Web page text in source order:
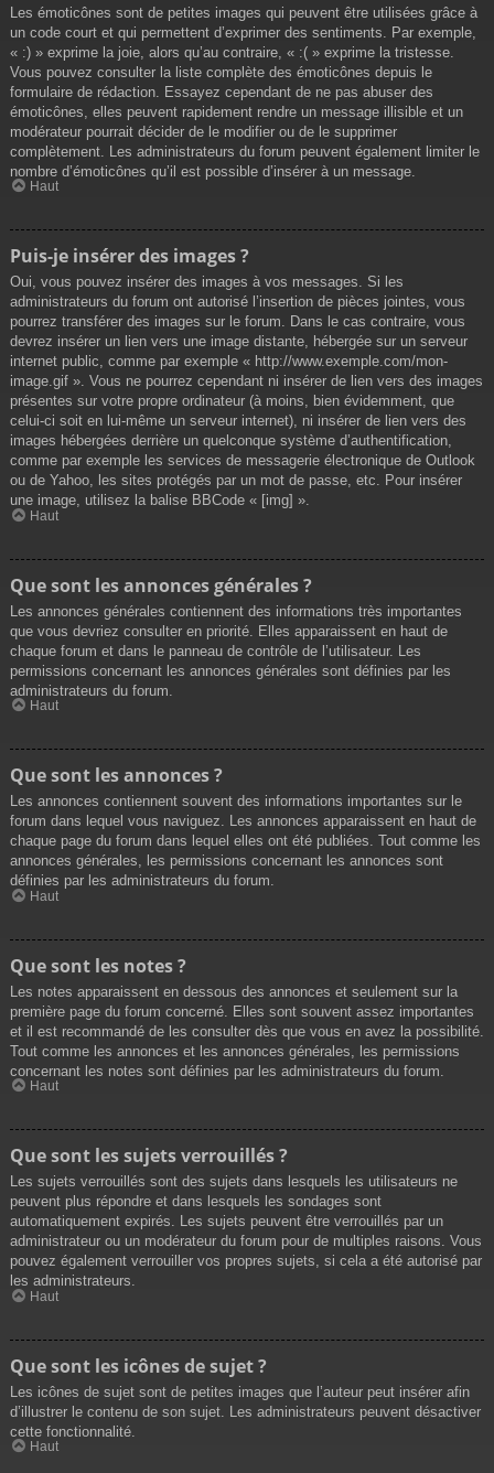
Les émoticônes sont de petites images qui peuvent être utilisées grâce à
un code court et qui permettent d’exprimer des sentiments. Par exemple,
« :) » exprime la joie, alors qu’au contraire, « :( » exprime la tristesse.
Vous pouvez consulter la liste complète des émoticônes depuis le
formulaire de rédaction. Essayez cependant de ne pas abuser des
émoticônes, elles peuvent rapidement rendre un message illisible et un
modérateur pourrait décider de le modifier ou de le supprimer
complètement. Les administrateurs du forum peuvent également limiter le
nombre d’émoticônes qu’il est possible d’insérer à un message.
Haut
Puis-je insérer des images ?
Oui, vous pouvez insérer des images à vos messages. Si les
administrateurs du forum ont autorisé l’insertion de pièces jointes, vous
pourrez transférer des images sur le forum. Dans le cas contraire, vous
devrez insérer un lien vers une image distante, hébergée sur un serveur
internet public, comme par exemple « http://www.exemple.com/mon-
image.gif ». Vous ne pourrez cependant ni insérer de lien vers des images
présentes sur votre propre ordinateur (à moins, bien évidemment, que
celui-ci soit en lui-même un serveur internet), ni insérer de lien vers des
images hébergées derrière un quelconque système d’authentification,
comme par exemple les services de messagerie électronique de Outlook
ou de Yahoo, les sites protégés par un mot de passe, etc. Pour insérer
une image, utilisez la balise BBCode « [img] ».
Haut
Que sont les annonces générales ?
Les annonces générales contiennent des informations très importantes
que vous devriez consulter en priorité. Elles apparaissent en haut de
chaque forum et dans le panneau de contrôle de l’utilisateur. Les
permissions concernant les annonces générales sont définies par les
administrateurs du forum.
Haut
Que sont les annonces ?
Les annonces contiennent souvent des informations importantes sur le
forum dans lequel vous naviguez. Les annonces apparaissent en haut de
chaque page du forum dans lequel elles ont été publiées. Tout comme les
annonces générales, les permissions concernant les annonces sont
définies par les administrateurs du forum.
Haut
Que sont les notes ?
Les notes apparaissent en dessous des annonces et seulement sur la
première page du forum concerné. Elles sont souvent assez importantes
et il est recommandé de les consulter dès que vous en avez la possibilité.
Tout comme les annonces et les annonces générales, les permissions
concernant les notes sont définies par les administrateurs du forum.
Haut
Que sont les sujets verrouillés ?
Les sujets verrouillés sont des sujets dans lesquels les utilisateurs ne
peuvent plus répondre et dans lesquels les sondages sont
automatiquement expirés. Les sujets peuvent être verrouillés par un
administrateur ou un modérateur du forum pour de multiples raisons. Vous
pouvez également verrouiller vos propres sujets, si cela a été autorisé par
les administrateurs.
Haut
Que sont les icônes de sujet ?
Les icônes de sujet sont de petites images que l’auteur peut insérer afin
d’illustrer le contenu de son sujet. Les administrateurs peuvent désactiver
cette fonctionnalité.
Haut